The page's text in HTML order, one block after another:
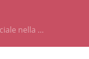
nella …